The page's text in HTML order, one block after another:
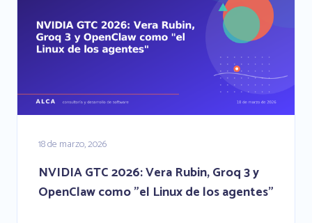
18 de marzo, 2026
NVIDIA GTC 2026: Vera Rubin, Groq 3 y
OpenClaw como "el Linux de los agentes"